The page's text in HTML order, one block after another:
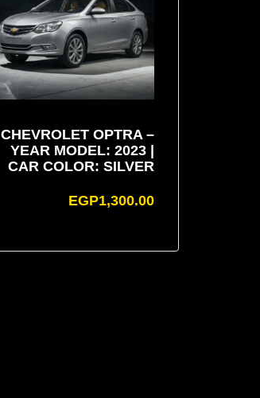
CHEVROLET OPTRA –
YEAR MODEL: 2023 |
CAR COLOR: SILVER
EGP1,300.00